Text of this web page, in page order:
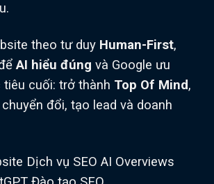
theo tư duy Human-First,
AI hiểu đúng và Google ưu
cuối: trở thành Top Of Mind,
đổi, tạo lead và doanh
Dịch vụ SEO AI Overviews